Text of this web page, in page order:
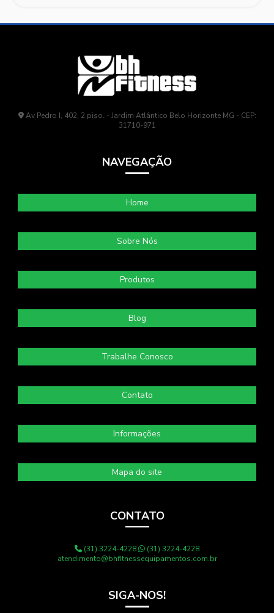
Av Pedro I, 402, 2 piso. - Jardim Atlântico Belo Horizonte MG - CEP:
31710-971
NAVEGAÇÃO
Home
Sobre Nós
Produtos
Blog
Trabalhe Conosco
Contato
Informações
Mapa do site
CONTATO
(31) 3224-4228
(31) 3224-4228
atendimento@bhfitnessequipamentos.com.br
SIGA-NOS!